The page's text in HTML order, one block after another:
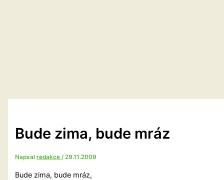
Bude zima, bude mráz
Napsalredakce/29.11.2009
Bude zima, bude mráz,